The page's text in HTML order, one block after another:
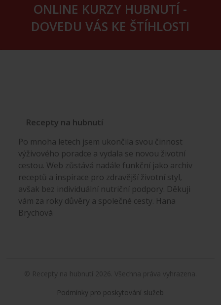
ONLINE KURZY HUBNUTÍ -
DOVEDU VÁS KE ŠTÍHLOSTI
Recepty na hubnutí
Po mnoha letech jsem ukončila svou činnost
výživového poradce a vydala se novou životní
cestou. Web zůstává nadále funkční jako archiv
receptů a inspirace pro zdravější životní styl,
avšak bez individuální nutriční podpory. Děkuji
vám za roky důvěry a společné cesty. Hana
Brychová
© Recepty na hubnutí 2026. Všechna práva vyhrazena.
Podmínky pro poskytování služeb